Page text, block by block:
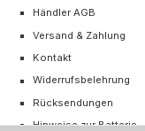
Händler AGB
Versand & Zahlung
Kontakt
Widerrufsbelehrung
Rücksendungen
Hinweise zur